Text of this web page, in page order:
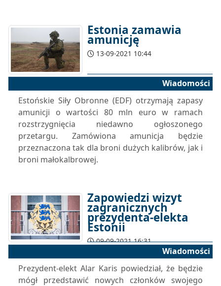
Estonia zamawia
amunicję
13-09-2021 10:44
Wiadomości
Estońskie Siły Obronne (EDF) otrzymają zapasy
amunicji o wartości 80 mln euro w ramach
rozstrzygnięcia niedawno ogłoszonego
przetargu. Zamówiona amunicja będzie
przeznaczona tak dla broni dużych kalibrów, jak i
broni małokalbrowej.
Zapowiedzi wizyt
zagranicznych
prezydenta-elekta
Estonii
09-09-2021 16:31
Wiadomości
Prezydent-elekt Alar Karis powiedział, że będzie
mógł przedstawić nowych członków swojego